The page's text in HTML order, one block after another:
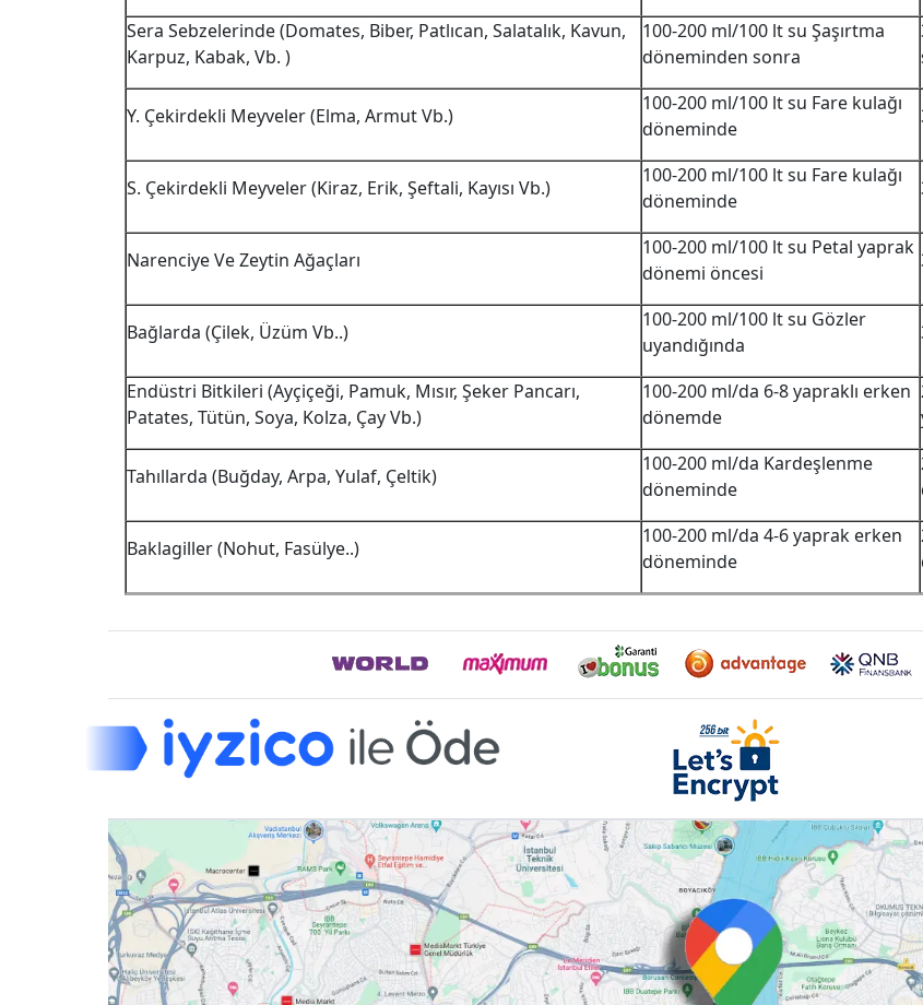
Sera Sebzelerinde (Domates, Biber, Patlıcan, Salatalık, Kavun,
Karpuz, Kabak, Vb. )
100-200 ml/100 lt su Şaşırtma
döneminden sonra
Y. Çekirdekli Meyveler (Elma, Armut Vb.)
100-200 ml/100 lt su Fare kulağı
döneminde
S. Çekirdekli Meyveler (Kiraz, Erik, Şeftali, Kayısı Vb.)
100-200 ml/100 lt su Fare kulağı
döneminde
Narenciye Ve Zeytin Ağaçları
100-200 ml/100 lt su Petal yaprak
dönemi öncesi
Bağlarda (Çilek, Üzüm Vb..)
100-200 ml/100 lt su Gözler
uyandığında
Endüstri Bitkileri (Ayçiçeği, Pamuk, Mısır, Şeker Pancarı,
Patates, Tütün, Soya, Kolza, Çay Vb.)
100-200 ml/da 6-8 yapraklı erken
dönemde
Tahıllarda (Buğday, Arpa, Yulaf, Çeltik)
100-200 ml/da Kardeşlenme
döneminde
Baklagiller (Nohut, Fasülye..)
100-200 ml/da 4-6 yaprak erken
döneminde